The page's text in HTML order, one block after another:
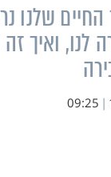
שלנו
ואיך זה
|
09:25